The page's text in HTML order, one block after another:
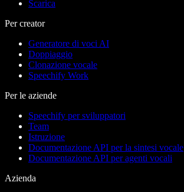
Scarica
Per creator
Generatore di voci AI
Doppiaggio
Clonazione vocale
Speechify Work
Per le aziende
Speechify per sviluppatori
Team
Istruzione
Documentazione API per la sintesi vocale
Documentazione API per agenti vocali
Azienda